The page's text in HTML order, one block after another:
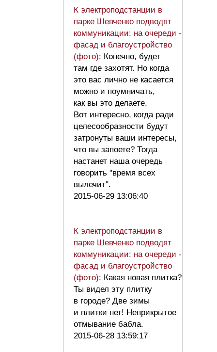
К электроподстанции в
парке Шевченко подводят
коммуникации: на очереди -
фасад и благоустройство
(фото): Конечно, будет
там где захотят. Но когда
это вас лично не касается
можно и поумничать,
как вы это делаете.
Вот интересно, когда ради
целесообразности будут
затронуты ваши интересы,
что вы запоете? Тогда
настанет наша очередь
говорить "время всех
вылечит".
2015-06-29 13:06:40
К электроподстанции в
парке Шевченко подводят
коммуникации: на очереди -
фасад и благоустройство
(фото): Какая новая плитка?
Ты видел эту плитку
в городе? Две зимы
и плитки нет! Неприкрытое
отмывание бабла.
2015-06-28 13:59:17